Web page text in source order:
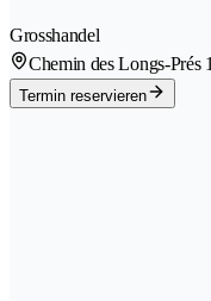
Grosshandel
Chemin des Longs-Prés
Termin reservieren